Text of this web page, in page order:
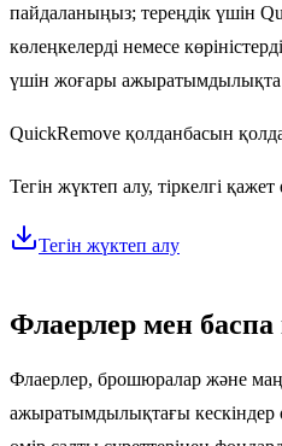
пайдаланыңыз; тереңдік үшін
көлеңкелерді немесе
үшін жоғары ажыратымдылықта
QuickRemove қолданбасын
Тегін жүктеп алу, тіркелгі қажет
Тегін жүктеп алу
Флаерлер мен
Флаерлер, брошюралар және
ажыратымдылықтағы